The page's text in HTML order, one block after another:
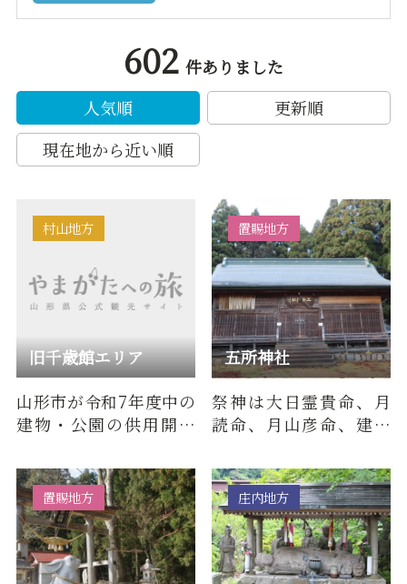
602 件ありました
人気順
更新順
現在地から近い順
旧千歳館エリア
村山地方
山形市が令和7年度中の
建物・公園の供用開始
ベーション事業。
五所神社
置賜地方
祭神は大日霊貴命、月
読命、月山彦命、建御
年、当麻秀則が源義家
の命によ…
置賜地方 庄内地方